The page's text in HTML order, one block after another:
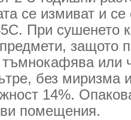
се измиват и
При сушенето
защото
или
без миризма
14%.
помещения.